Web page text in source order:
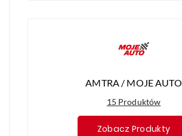
AMTRA / MOJE AUTO
15 Produktów
Zobacz Produkty